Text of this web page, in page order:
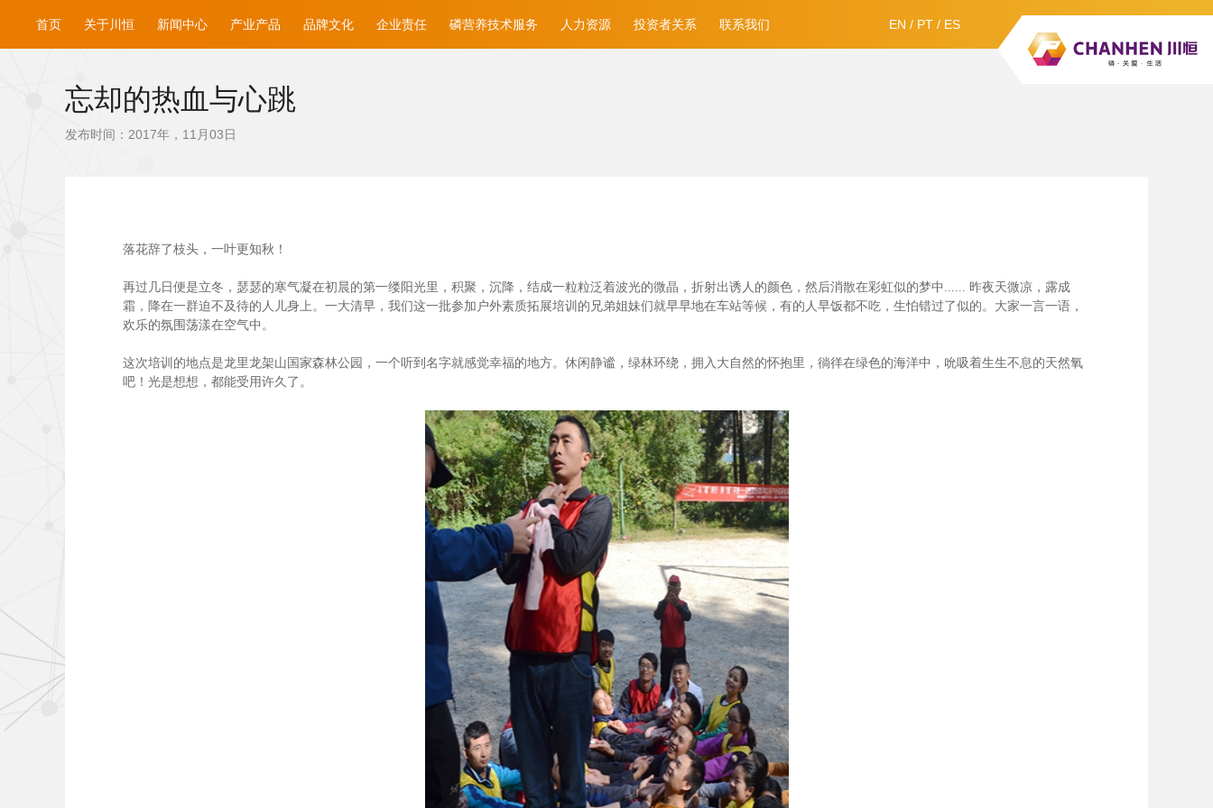
EN / PT / ES
首页 关于川恒 新闻中心 产业产品 品牌文化 企业责任 磷营养技术服务 人力资源 投资者关系 联系我们
忘却的热血与心跳
发布时间：2017年，11月03日
落花辞了枝头，一叶更知秋！
再过几日便是立冬，瑟瑟的寒气凝在初晨的第一缕阳光里，积聚，沉降，结成一粒粒泛着波光的微晶，折射出诱人的颜色，然后消散在彩虹似的梦中...... 昨夜天微凉，露成
霜，降在一群迫不及待的人儿身上。一大清早，我们这一批参加户外素质拓展培训的兄弟姐妹们就早早地在车站等候，有的人早饭都不吃，生怕错过了似的。大家一言一语，
欢乐的氛围荡漾在空气中。
这次培训的地点是龙里龙架山国家森林公园，一个听到名字就感觉幸福的地方。休闲静谧，绿林环绕，拥入大自然的怀抱里，徜徉在绿色的海洋中，吮吸着生生不息的天然氧
吧！光是想想，都能受用许久了。